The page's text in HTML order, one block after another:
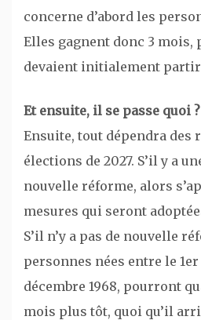
concerne d’abord les
Elles gagnent donc 3 mois,
devaient initialement partir
Et ensuite, il se passe quoi ?
Ensuite, tout dépendra des
élections de 2027. S’il y a
nouvelle réforme, alors
mesures qui seront
S’il n’y a pas de nouvelle
personnes nées entre le 1er
décembre 1968, pourront
mois plus tôt, quoi qu’il